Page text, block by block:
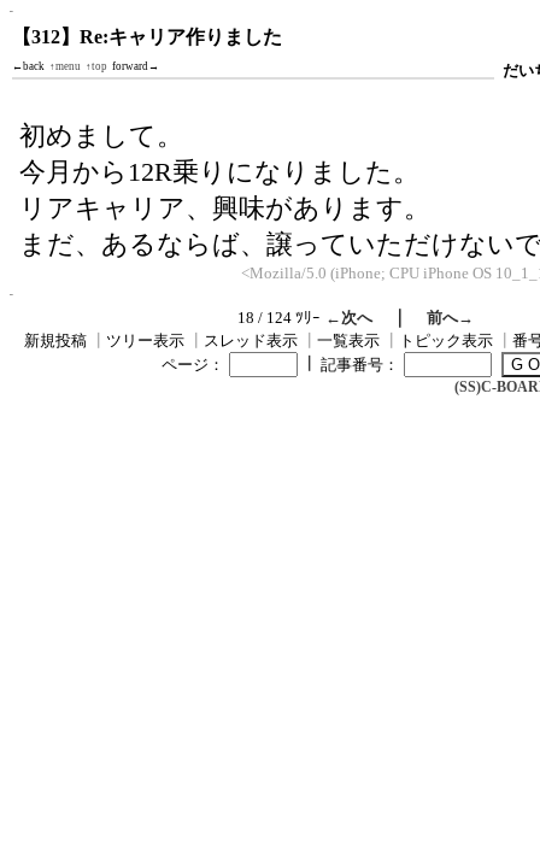
【312】Re:キャリア作りました
←back ↑menu ↑top forward→ だい
初めまして。
今月から12R乗りになりました。
リアキャリア、興味があります。
まだ、あるならば、譲っていただけない
<Mozilla/5.0 (iPhone; CPU iPhone OS
18 / 124 ﾂﾘｰ ←次へ｜ 前へ→
新規投稿
ツリー表示 スレッド表示 一覧表示 トピック表示
番
ページ：
記事番号：
(SS)C-